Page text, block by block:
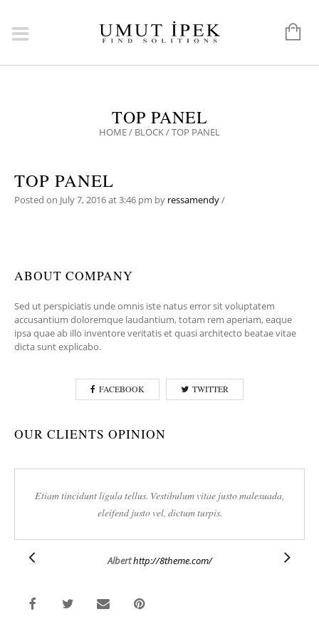
TOP PANEL
HOME/ BLOCK/TOP PANEL
TOP PANEL
Posted on July 7, 2016at 3:46 pm by ressamendy/
ABOUT COMPANY
Sed ut perspiciatis unde omnis iste natus error sit voluptatem
accusantium doloremque laudantium, totam rem aperiam, eaque
ipsa quae ab illo inventore veritatis et quasi architecto beatae vitae
dicta sunt explicabo.
FACEBOOK TWITTER
OUR CLIENTS OPINION
Etiam tincidunt ligula tellus. Vestibulum vitae justo malesuada,
eleifend justo vel, dictum turpis.
Alberthttp://8theme.com/